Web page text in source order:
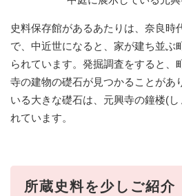
史料保存館があるあたりは、奈良時
で、中近世になると、家が建ち並ぶ
られています。発掘調査をすると、
寺の建物の礎石が見つかることがあ
いる大きな礎石は、元興寺の鐘楼(
れています。
所蔵史料を少しご紹介